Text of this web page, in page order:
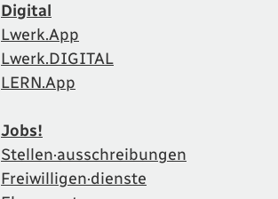
Digital
Lwerk.App
Lwerk.DIGITAL
LERN.App
Jobs!
Stellen·ausschreibungen
Freiwilligen·dienste